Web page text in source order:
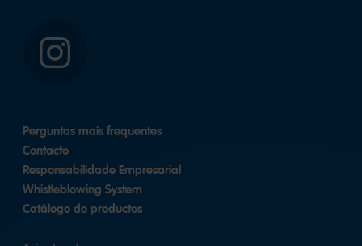
Instagram
Perguntas mais frequentes
Contacto
Responsabilidade Empresarial
Whistleblowing System
Catálogo de productos